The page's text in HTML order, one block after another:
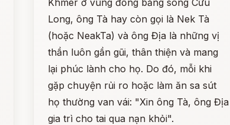
Khmer ở vùng đồng bằng sông Cửu
Long, ông Tà hay còn gọi là Nek Tà
(hoặc NeakTa) và ông Địa là những vị
thần luôn gần gũi, thân thiện và mang
lại phúc lành cho họ. Do đó, mỗi khi
gặp chuyện rủi ro hoặc làm ăn sa sút
họ thường van vái: "Xin ông Tà, ông Địa
gia trì cho tai qua nạn khỏi".